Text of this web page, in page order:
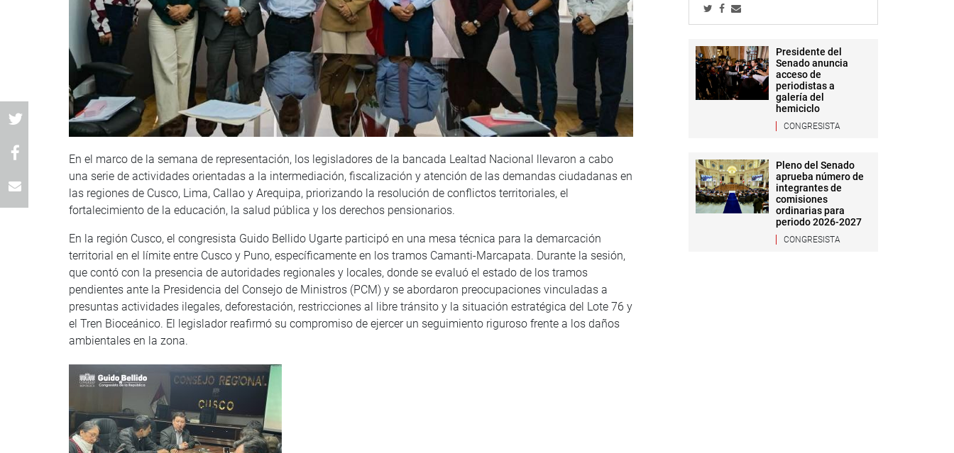
En el marco de la semana de representación, los legisladores de la bancada Lealtad Nacional llevaron a cabo
una serie de actividades orientadas a la intermediación, fiscalización y atención de las demandas ciudadanas en
las regiones de Cusco, Lima, Callao y Arequipa, priorizando la resolución de conflictos territoriales, el
fortalecimiento de la educación, la salud pública y los derechos pensionarios.
En la región Cusco, el congresista Guido Bellido Ugarte participó en una mesa técnica para la demarcación
territorial en el límite entre Cusco y Puno, específicamente en los tramos Camanti-Marcapata. Durante la sesión,
que contó con la presencia de autoridades regionales y locales, donde se evaluó el estado de los tramos
pendientes ante la Presidencia del Consejo de Ministros (PCM) y se abordaron preocupaciones vinculadas a
presuntas actividades ilegales, deforestación, restricciones al libre tránsito y la situación estratégica del Lote 76 y
el Tren Bioceánico. El legislador reafirmó su compromiso de ejercer un seguimiento riguroso frente a los daños
ambientales en la zona.
Presidente del
Senado anuncia
acceso de
periodistas a
galería del
hemiciclo
CONGRESISTA
Pleno del Senado
aprueba número de
integrantes de
comisiones
ordinarias para
periodo 2026-2027
CONGRESISTA